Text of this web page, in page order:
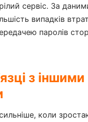
сервіс. За
випадків
паролів
з іншими
коли